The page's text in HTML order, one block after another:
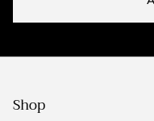
Shop